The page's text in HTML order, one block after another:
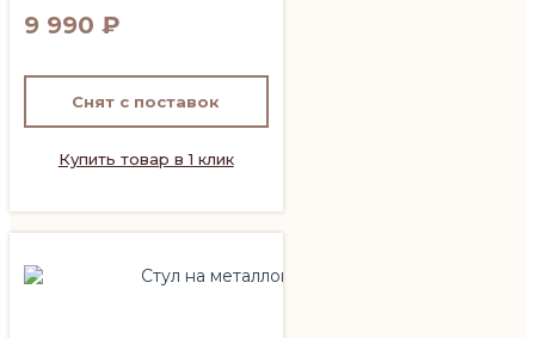
9 990 ₽
Снят с поставок
Купить товар в 1 клик